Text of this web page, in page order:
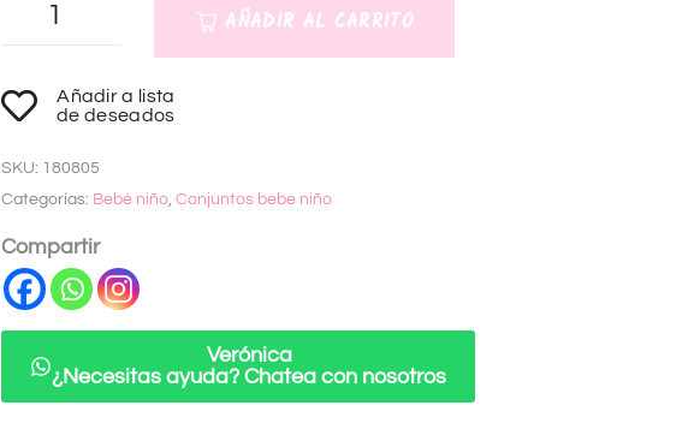
AÑADIR AL CARRITO
l
e
r
n
a
t
e
Añadir a lista
de deseados
SKU: 180805
Categorías: Bebé niño Conjuntos bebe niño
Compartir
Verónica
¿Necesitas ayuda? Chatea con nosotros